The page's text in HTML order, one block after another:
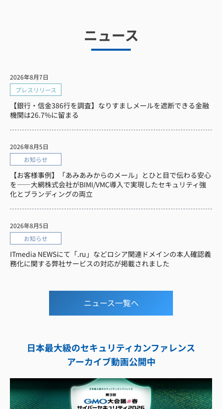
ニュース
2026年8月7日
プレスリリース
【銀行・信金386行を調査】なりすましメールを遮断できる金融
機関は26.7%に留まる
2026年8月5日
お知らせ
【お客様事例】「あみあみからのメール」とひと目で伝わる安心
を——大網株式会社がBIMI/VMC導入で実現したセキュリティ強
化とブランディングの両立
2026年8月5日
お知らせ
ITmedia NEWSにて「.ru」などロシア関連ドメインの本人確認義
務化に関する弊社サービスの対応が掲載されました
ニュース一覧へ
日本最大級のセキュリティカンファレンス
アーカイブ動画公開中